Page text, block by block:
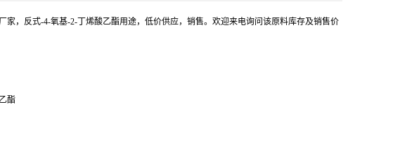
，反式-4-氧基-2-丁烯酸乙酯用途，低价供应，销售。欢迎来电询问该原料库存及销售价
酯